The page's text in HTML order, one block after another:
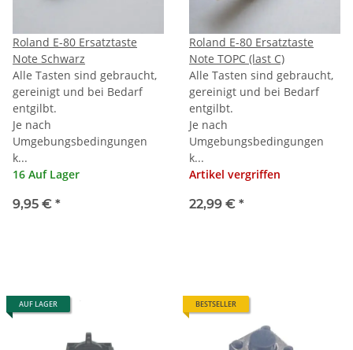
Roland E-80 Ersatztaste
Note Schwarz
Alle Tasten sind gebraucht,
gereinigt und bei Bedarf
entgilbt.
Je nach
Umgebungsbedingungen
k...
16 Auf Lager
9,95 € *
Roland E-80 Ersatztaste
Note TOPC (last C)
Alle Tasten sind gebraucht,
gereinigt und bei Bedarf
entgilbt.
Je nach
Umgebungsbedingungen
k...
Artikel vergriffen
22,99 € *
AUF LAGER BESTSELLER